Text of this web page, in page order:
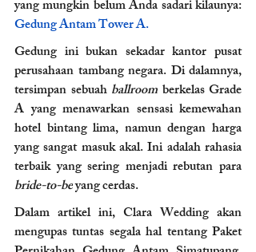
Gedung Antam Tower A.
Gedung ini bukan sekadar kantor pusat
perusahaan tambang negara. Di dalamnya,
tersimpan sebuah ballroom berkelas Grade
A yang menawarkan sensasi kemewahan
hotel bintang lima, namun dengan harga
yang sangat masuk akal. Ini adalah rahasia
bride-to-be yang cerdas.
Dalam artikel ini, Clara Wedding akan
mengupas tuntas segala hal tentang Paket